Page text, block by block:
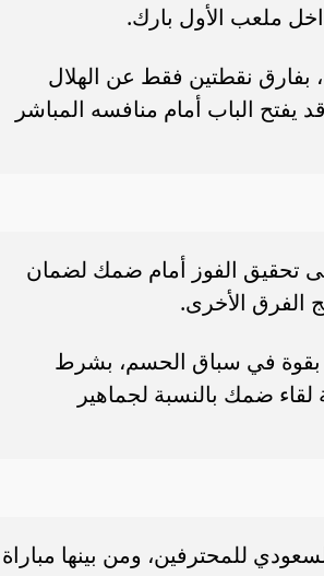
ملعب الأول بارك.
جدول ترتيب الدوري السعودي برصيد 83 نقطة، بفارق نقطتين فقط عن الهلال
الباب أمام منافسه المباشر
تحقيق الفوز أمام ضمك لضمان
الفرق الأخرى.
بقوة في سباق الحسم، بشرط
لقاء ضمك بالنسبة لجماهير
للمحترفين، ومن بينها مباراة